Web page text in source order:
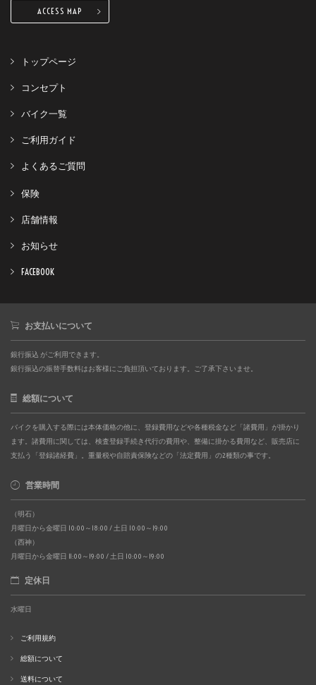
ACCESS MAP
トップページ
コンセプト
バイク一覧
ご利用ガイド
よくあるご質問
保険
店舗情報
お知らせ
FACEBOOK
お支払いについて
銀行振込 がご利用できます。
銀行振込の振替手数料はお客様にご負担頂いております。ご了承下さいませ。
総額について
バイクを購入する際には本体価格の他に、登録費用などや各種税金など「諸費用」が掛かり
ます。諸費用に関しては、検査登録手続き代行の費用や、整備に掛かる費用など、販売店に
支払う「登録諸経費」。重量税や自賠責保険などの「法定費用」の2種類の事です。
営業時間
（明石）
月曜日から金曜日 10:00～18:00 / 土日 10:00～19:00
（西神）
月曜日から金曜日 11:00～19:00 / 土日 10:00～19:00
定休日
水曜日
ご利用規約
総額について
送料について